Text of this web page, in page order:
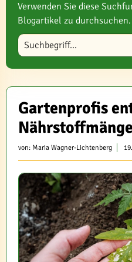
Verwenden Sie diese
Blogartikel zu durchsuchen.
Blog durchsuchen
Gartenprofis
von: Maria Wagner-Lichtenberg